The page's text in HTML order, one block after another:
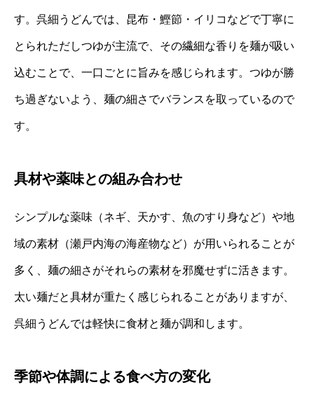
す。呉細うどんでは、昆布・鰹節・イリコなどで丁寧に
とられただしつゆが主流で、その繊細な香りを麺が吸い
込むことで、一口ごとに旨みを感じられます。つゆが勝
ち過ぎないよう、麺の細さでバランスを取っているので
す。
具材や薬味との組み合わせ
シンプルな薬味（ネギ、天かす、魚のすり身など）や地
域の素材（瀬戸内海の海産物など）が用いられることが
多く、麺の細さがそれらの素材を邪魔せずに活きます。
太い麺だと具材が重たく感じられることがありますが、
呉細うどんでは軽快に食材と麺が調和します。
季節や体調による食べ方の変化